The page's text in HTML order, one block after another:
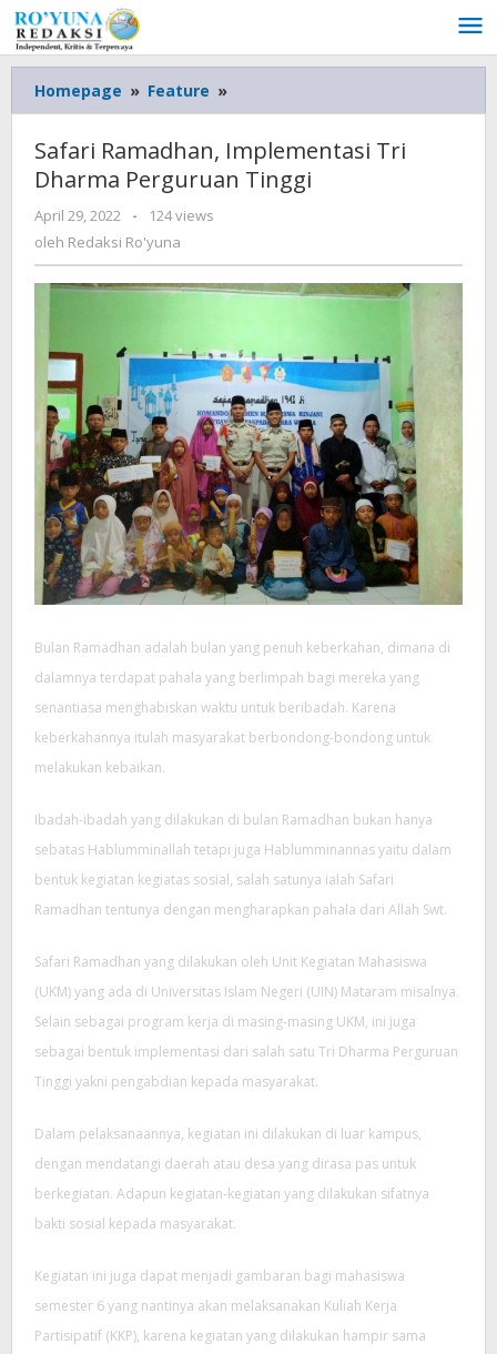
Lewati
ke
konten
Homepage » Feature »
Ramadhan,
Implementasi
Tri
Dharma
Safari Ramadhan, Implementasi Tri
Dharma Perguruan Tinggi
April 29, 2022
oleh
Redaksi
Ro'yuna
-
124 views
oleh Redaksi Ro'yuna
Bulan Ramadhan adalah bulan yang penuh keberkahan, dimana di
dalamnya terdapat pahala yang berlimpah bagi mereka yang
senantiasa menghabiskan waktu untuk beribadah. Karena
keberkahannya itulah masyarakat berbondong-bondong untuk
melakukan kebaikan.
Ibadah-ibadah yang dilakukan di bulan Ramadhan bukan hanya
sebatas Hablumminallah tetapi juga Hablumminannas yaitu dalam
bentuk kegiatan kegiatas sosial, salah satunya ialah Safari
Ramadhan tentunya dengan mengharapkan pahala dari Allah Swt.
Safari Ramadhan yang dilakukan oleh Unit Kegiatan Mahasiswa
(UKM) yang ada di Universitas Islam Negeri (UIN) Mataram misalnya.
Selain sebagai program kerja di masing-masing UKM, ini juga
sebagai bentuk implementasi dari salah satu Tri Dharma Perguruan
Tinggi yakni pengabdian kepada masyarakat.
Dalam pelaksanaannya, kegiatan ini dilakukan di luar kampus,
dengan mendatangi daerah atau desa yang dirasa pas untuk
berkegiatan. Adapun kegiatan-kegiatan yang dilakukan sifatnya
bakti sosial kepada masyarakat.
Kegiatan ini juga dapat menjadi gambaran bagi mahasiswa
semester 6 yang nantinya akan melaksanakan Kuliah Kerja
Partisipatif (KKP), karena kegiatan yang dilakukan hampir sama